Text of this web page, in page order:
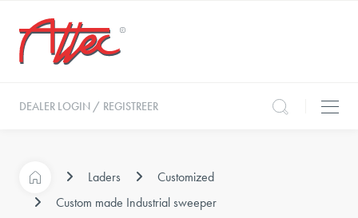
DEALER LOGIN / REGISTREER
Laders
Customized
Custom made Industrial sweeper